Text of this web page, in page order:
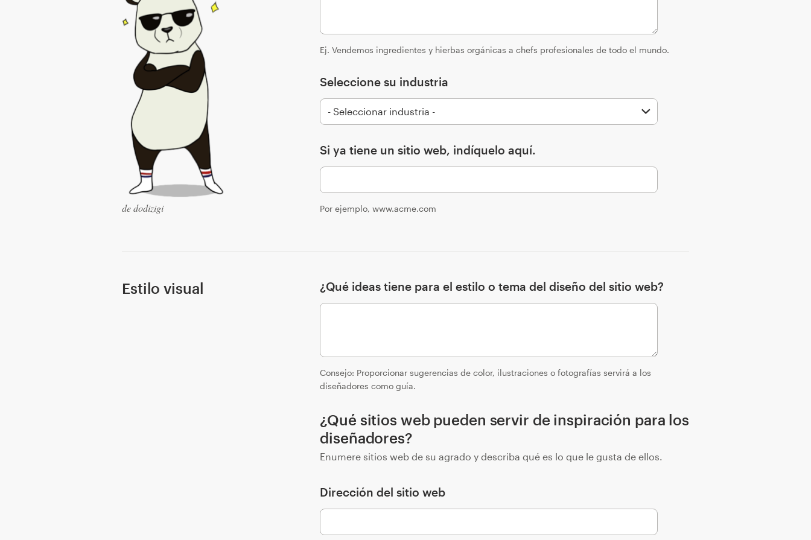
de dodizigi
Ej. Vendemos ingredientes y hierbas orgánicas a chefs profesionales de todo el mundo.
Seleccione su industria
Si ya tiene un sitio web, indíquelo aquí.
Por ejemplo, www.acme.com
Estilo visual ¿Qué ideas tiene para el estilo o tema del diseño del sitio web?
Consejo: Proporcionar sugerencias de color, ilustraciones o fotografías servirá a los
diseñadores como guía.
¿Qué sitios web pueden servir de inspiración para los
diseñadores?
Enumere sitios web de su agrado y describa qué es lo que le gusta de ellos.
Dirección del sitio web
Explorar todas las categorías